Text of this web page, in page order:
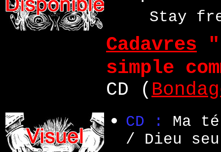
Stay
Cadavres "
simple
CD (
CD : Ma
/ Dieu